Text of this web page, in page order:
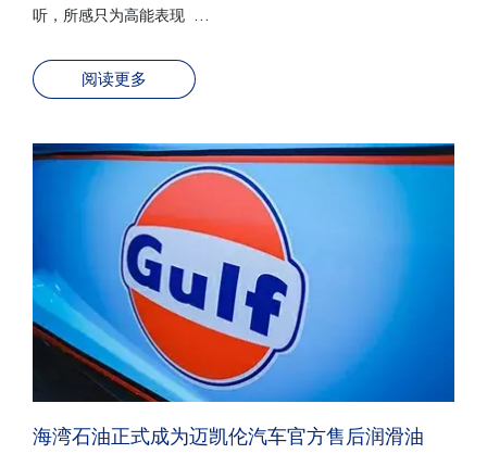
听，所感只为高能表现 …
阅读更多
海湾石油正式成为迈凯伦汽车官方售后润滑油